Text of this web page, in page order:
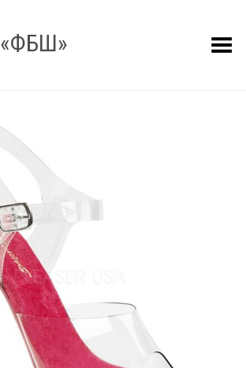
«ФБШ» Показать меню